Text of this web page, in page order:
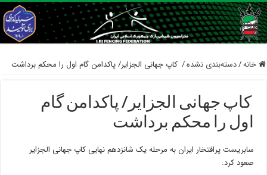
خانه/دسته‌بندی نشده/ ‍ کاپ جهانی الجزایر/ پاکدامن گام اول را محکم برداشت
‍ کاپ جهانی الجزایر/ پاکدامن گام
اول را محکم برداشت
سابریست پرافتخار ایران به مرحله یک شانزدهم نهایی کاپ جهانی الجزایر
صعود کرد.